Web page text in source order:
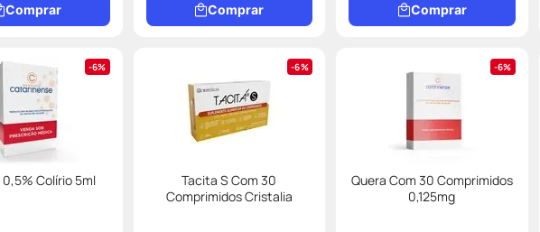
Comprar Comprar Comprar
6%
Colírio 5ml
6%
Tacita S Com 30
Comprimidos Cristalia
6%
Quera Com 30 Comprimidos
0,125mg